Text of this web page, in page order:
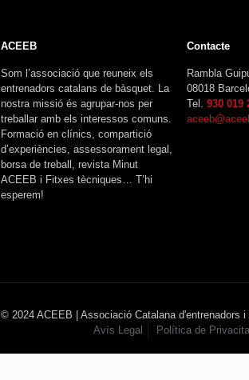
ACEEB
Som l’associació que reuneix els
entrenadors catalans de bàsquet. La
nostra missió és agrupar-nos per
treballar amb els interessos comuns.
Formació en clínics, compartició
d’experiències, assessorament legal,
borsa de treball, revista Minut
ACEEB i Fitxes tècniques… T’hi
esperem!
Contacte
Rambla
08018
Tel.930 019
© 2024 ACEEB | Associació Catalana d'entrenadors
Avís Legal
Política de